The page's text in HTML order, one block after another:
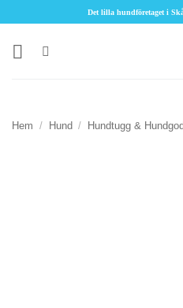
content
Det lilla hundföretaget i
Hem / Hund / Hundtugg &